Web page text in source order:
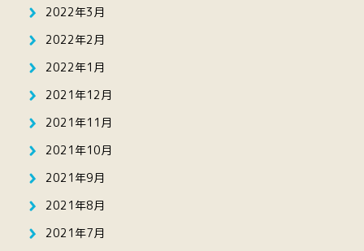
2022年3月
2022年2月
2022年1月
2021年12月
2021年11月
2021年10月
2021年9月
2021年8月
2021年7月